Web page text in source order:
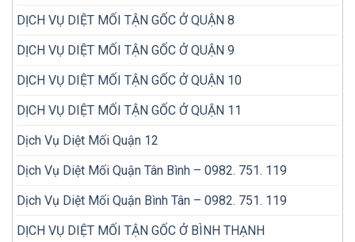
DỊCH VỤ DIỆT MỐI TẬN GỐC Ở QUẬN 8
DỊCH VỤ DIỆT MỐI TẬN GỐC Ở QUẬN 9
DỊCH VỤ DIỆT MỐI TẬN GỐC Ở QUẬN 10
DỊCH VỤ DIỆT MỐI TẬN GỐC Ở QUẬN 11
Dịch Vụ Diệt Mối Quận 12
Dịch Vụ Diệt Mối Quận Tân Bình – 0982. 751. 119
Dịch Vụ Diệt Mối Quận Bình Tân – 0982. 751. 119
DỊCH VỤ DIỆT MỐI TẬN GỐC Ở BÌNH THẠNH